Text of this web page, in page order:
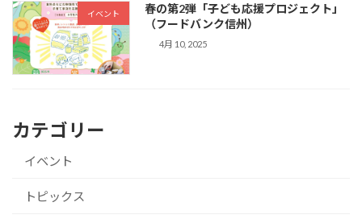
イベント
春の第2弾「子ども応援プロジェクト」
（フードバンク信州）
4月 10, 2025
カテゴリー
イベント
トピックス